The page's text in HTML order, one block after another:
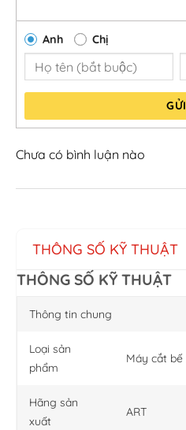
Anh Chị
GỬI
Chưa có bình luận nào
THÔNG SỐ KỸ THUẬT
THÔNG SỐ KỸ THUẬT
Thông tin chung
Loại sản
phẩm
Máy cắt bế
Hãng sản
xuất
ART